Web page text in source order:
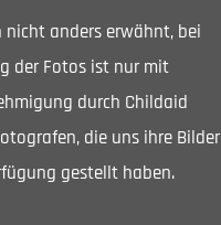
nicht anders erwähnt, bei
der Fotos ist nur mit
durch Childaid
die uns ihre Bilder
gestellt haben.